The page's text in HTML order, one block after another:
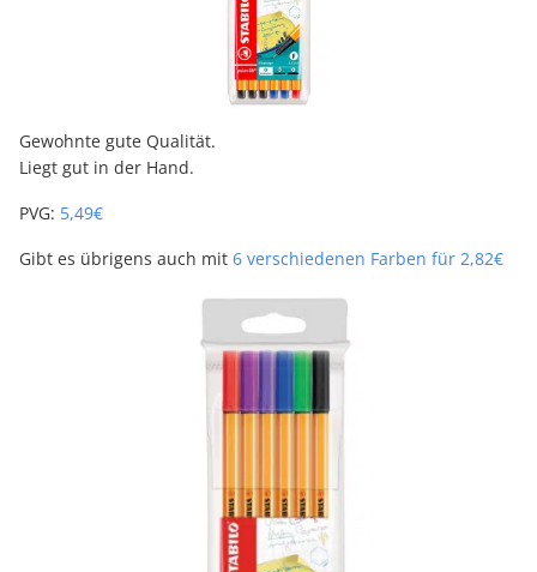
Gewohnte gute Qualität.
Liegt gut in der Hand.
PVG: 5,49€
Gibt es übrigens auch mit 6 verschiedenen Farben für 2,82€